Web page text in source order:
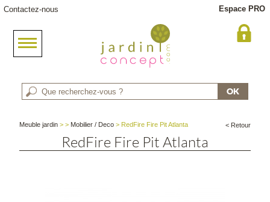
Contactez-nous Espace PRO
Meuble jardin >> Mobilier / Deco > RedFire Fire Pit Atlanta < Retour
RedFire Fire Pit Atlanta